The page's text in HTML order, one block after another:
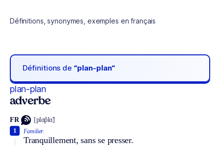
Définitions, synonymes, exemples en français
Définitions de “plan-plan“
plan-plan
adverbe
FR [plɑ̃plɑ̃]
Familier.
Tranquillement, sans se presser.
1